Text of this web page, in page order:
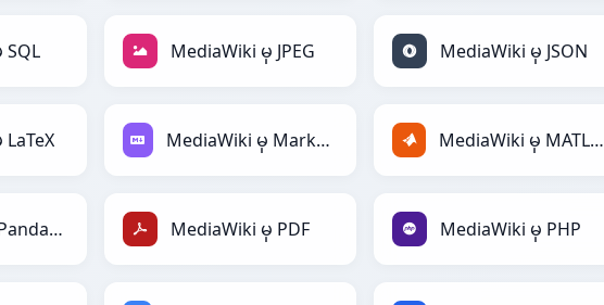
MediaWiki မှ JPEG MediaWiki မှ JSON
MediaWiki မှ Markdown MediaWiki မှ MATLAB
MediaWiki မှ PandasDataFrame MediaWiki မှ PDF MediaWiki မှ PHP